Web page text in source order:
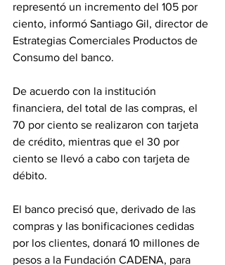
representó un incremento del 105 por
ciento, informó Santiago Gil, director de
Estrategias Comerciales Productos de
Consumo del banco.
De acuerdo con la institución
financiera, del total de las compras, el
70 por ciento se realizaron con tarjeta
de crédito, mientras que el 30 por
ciento se llevó a cabo con tarjeta de
débito.
El banco precisó que, derivado de las
compras y las bonificaciones cedidas
por los clientes, donará 10 millones de
pesos a la Fundación CADENA, para